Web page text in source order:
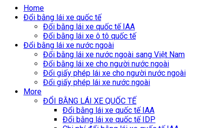
Home
Đổi bằng lái xe quốc tế
Đổi bằng lái xe quốc tế IAA
Đổi bằng lái xe ô tô quốc tế
Đổi bằng lái xe nước ngoài
Đổi bằng lái xe nước ngoài sang Việt Nam
Đổi bằng lái xe cho người nước ngoài
Đổi giấy phép lái xe cho người nước ngoài
Đổi giấy phép lái xe nước ngoài
More
ĐỔI BẰNG LÁI XE QUỐC TẾ
Đổi bằng lái xe quốc tế IAA
Đổi bằng lái xe quốc tế IDP